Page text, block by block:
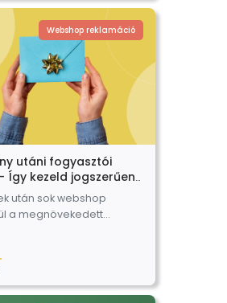
Az előadást több mint
Webshop reklamáció
utáni fogyasztói
Így kezeld jogszerűen
webshopként
után sok webshop
a megnövekedett
De pontosan
a vásárlói